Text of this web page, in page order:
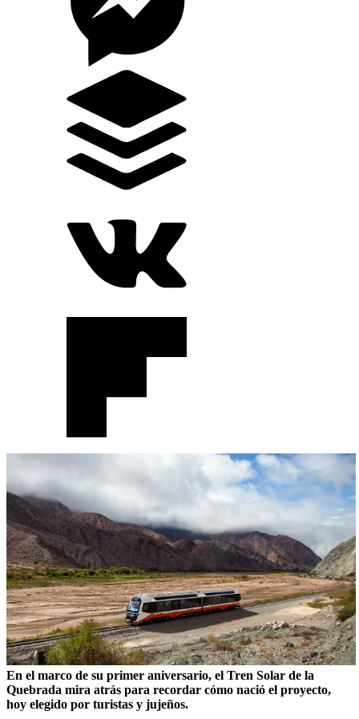
En el marco de su primer aniversario, el Tren Solar de la
Quebrada mira atrás para recordar cómo nació el proyecto,
hoy elegido por turistas y jujeños.